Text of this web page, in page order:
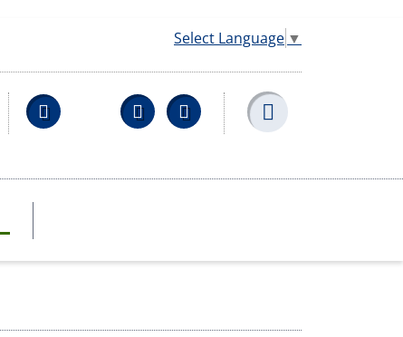
Select Language ▼
Facebook YouTubeWikipedia